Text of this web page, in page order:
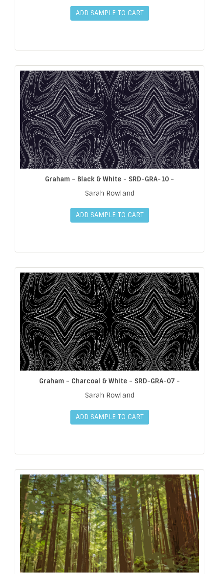
ADD SAMPLE TO CART
Graham - Black & White - SRD-GRA-10 -
Sarah Rowland
ADD SAMPLE TO CART
Graham - Charcoal & White - SRD-GRA-07 -
Sarah Rowland
ADD SAMPLE TO CART